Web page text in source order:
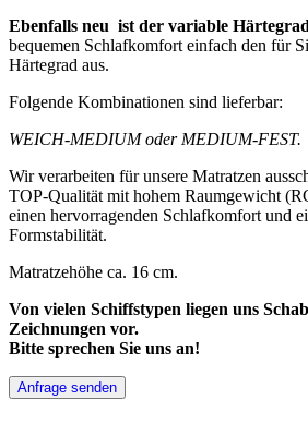
Ebenfalls neu ist der variable
bequemen Schlafkomfort einfach den für
Härtegrad aus.
Folgende Kombinationen sind lieferbar:
WEICH-MEDIUM oder MEDIUM-FEST.
Wir verarbeiten für unsere Matratzen
TOP-Qualität mit hohem Raumgewicht
einen hervorragenden Schlafkomfort und
Formstabilität.
Matratzehöhe ca. 16 cm.
Von vielen Schiffstypen liegen uns
Zeichnungen vor.
Bitte sprechen Sie uns an!
Anfrage senden